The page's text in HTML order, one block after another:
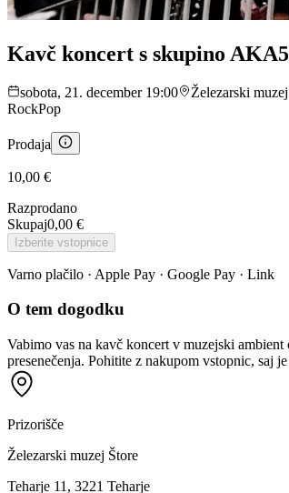
Kavč koncert s skupino
sobota, 21. december 19:00 Železarski
RockPop
Prodaja
10,00 €
Razprodano
Skupaj0,00 €
Izberite vstopnice
Varno plačilo · Apple Pay · Google Pay · Link
O tem dogodku
Vabimo vas na kavč koncert v muzejski
presenečenja. Pohitite z nakupom vstopnic, saj
Prizorišče
Železarski muzej Štore
Teharje 11, 3221 Teharje